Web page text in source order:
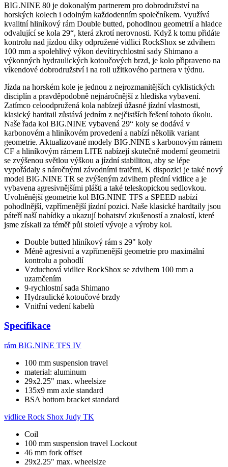
BIG.NINE 80 je dokonalým partnerem pro dobrodružství na
horských kolech i odolným každodenním společníkem. Využívá
kvalitní hliníkový rám Double butted, pohodlnou geometrií a hladce
odvalující se kola 29“, která zkrotí nerovnosti. Když k tomu přidáte
kontrolu nad jízdou díky odpružené vidlici RockShox se zdvihem
100 mm a spolehlivý výkon devítirychlostní sady Shimano a
výkonných hydraulických kotoučových brzd, je kolo připraveno na
víkendové dobrodružství i na roli užitkového partnera v týdnu.
Jízda na horském kole je jednou z nejrozmanitějších cyklistických
disciplín a pravděpodobně nejnáročnější z hlediska vybavení.
Zatímco celoodpružená kola nabízejí úžasné jízdní vlastnosti,
klasický hardtail zůstává jedním z nejčistších řešení tohoto úkolu.
Naše řada kol BIG.NINE vybavená 29“ koly se dodává v
karbonovém a hliníkovém provedení a nabízí několik variant
geometrie. Aktualizované modely BIG.NINE s karbonovým rámem
CF a hliníkovým rámem LITE nabízejí skutečně moderní geometrii
se zvýšenou světlou výškou a jízdní stabilitou, aby se lépe
vypořádaly s náročnými závodními tratěmi, K dispozici je také nový
model BIG.NINE TR se zvýšeným zdvihem přední vidlice a je
vybavena agresivnějšími plášti a také teleskopickou sedlovkou.
Uvolněnější geometrie kol BIG.NINE TFS a SPEED nabízí
pohodlnější, vzpřímenější jízdní pozici. Naše klasické hardtaily jsou
páteří naší nabídky a ukazují bohatství zkušeností a znalostí, které
jsme získali za téměř půl století vývoje a výroby kol.
Double butted hliníkový rám s 29" koly
Méně agresivní a vzpřímenější geometrie pro maximální
kontrolu a pohodlí
Vzduchová vidlice RockShox se zdvihem 100 mm a
uzamčením
9-rychlostní sada Shimano
Hydraulické kotoučové brzdy
Vnitřní vedení kabelů
Specifikace
rám BIG.NINE TFS IV
100 mm suspension travel
material: aluminum
29x2.25" max. wheelsize
135x9 mm axle standard
BSA bottom bracket standard
vidlice Rock Shox Judy TK
Coil
100 mm suspension travel Lockout
46 mm fork offset
29x2.25" max. wheelsize